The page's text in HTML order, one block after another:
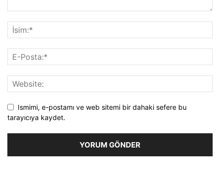
Ismimi, e-postamı ve web sitemi bir dahaki sefere bu
tarayıcıya kaydet.